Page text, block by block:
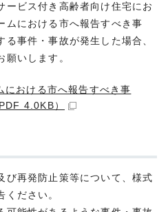
ービス付き高齢者向け住宅にお
ムにおける市へ報告すべき事
事件・事故が発生した場合、
いします。
における市へ報告すべき事
4.0KB）
び再発防止策等について、様式
ください。